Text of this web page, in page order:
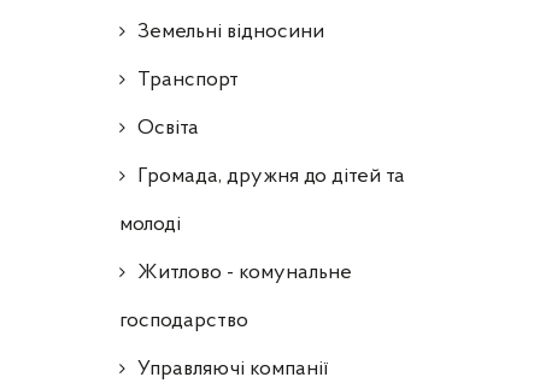
Земельні відносини
Транспорт
Освіта
Громада, дружня до дітей та
молоді
Житлово - комунальне
господарство
Управляючі компанії